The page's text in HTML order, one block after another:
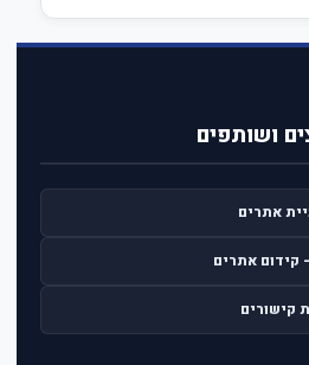
ושותפים
אתרים
- קידום אתרים
קישורים